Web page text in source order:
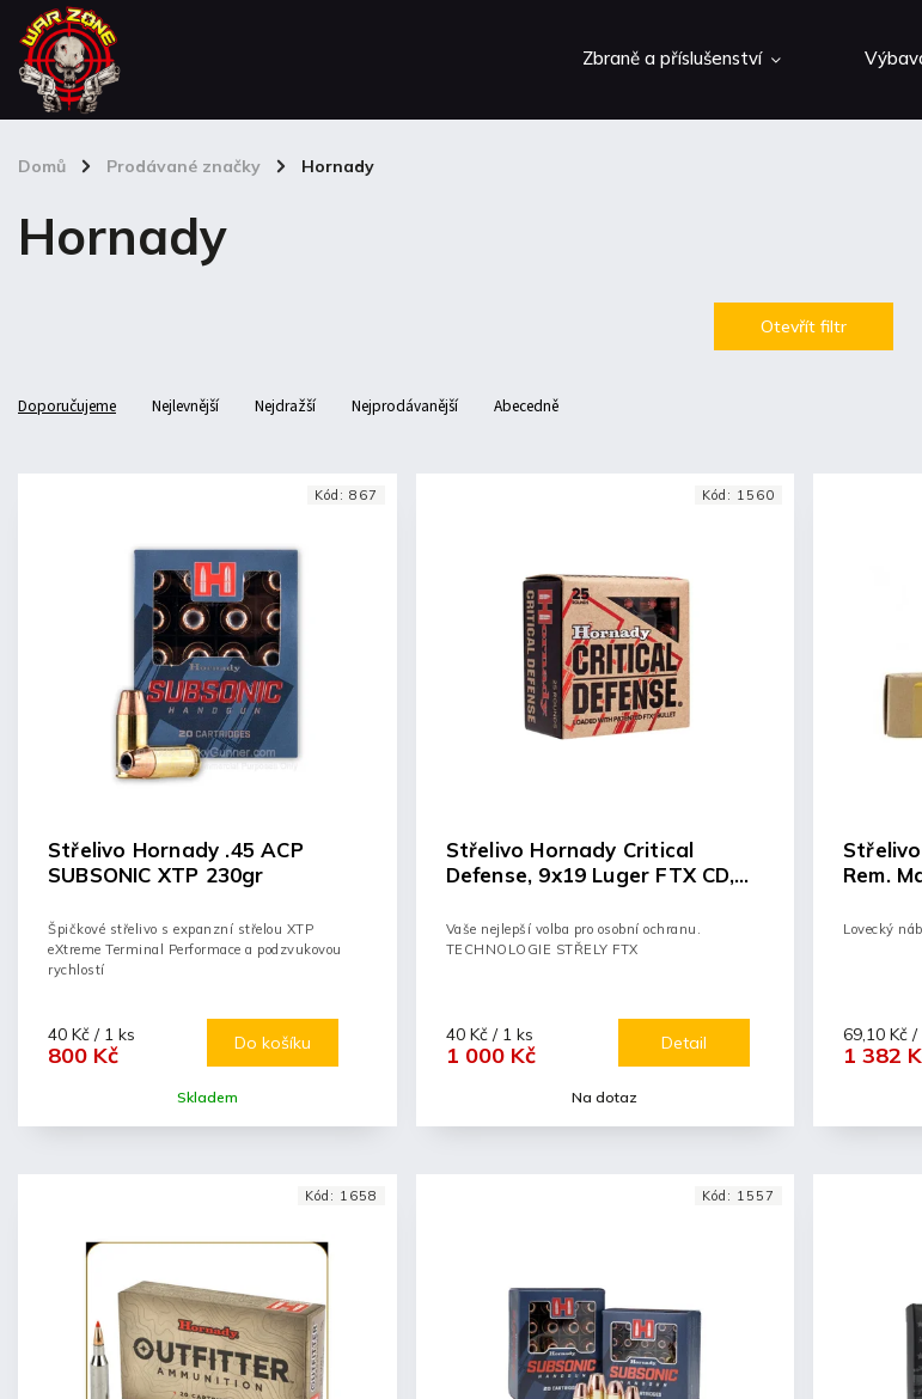
Zbraně a příslušenství
Domů / Prodávané značky / Hornady
Hornady
Otevřít filtr
Doporučujeme Nejlevnější Nejdražší Nejprodávanější Abecedně
Střelivo Hornady .45 ACP
SUBSONIC XTP 230gr
Skladem
800 Kč
40 Kč / 1 ks Do košíku
Špičkové střelivo s expanzní střelou XTP
eXtreme Terminal Performace a podzvukovou
rychlostí
Kód: 867
Střelivo Hornady Critical
Defense, 9x19 Luger FTX CD,
Na dotaz
1 000 Kč
40 Kč / 1 ks Detail
Vaše nejlepší volba pro osobní ochranu.
TECHNOLOGIE STŘELY FTX
Kód: 1560
Rem.
1 382
69,10 Kč /
Lovecký
Kód: 1658 Kód: 1557